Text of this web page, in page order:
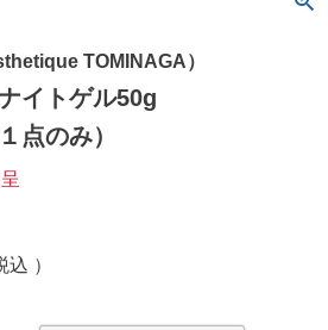
TOMINAGA）
イトゲル50g
点のみ）
込